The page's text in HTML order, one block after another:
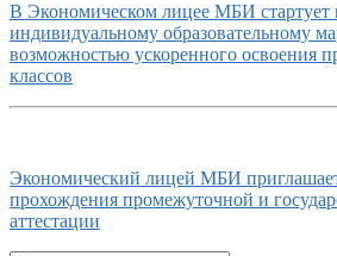
В Экономическом лицее МБИ стартует
индивидуальному образовательному
возможностью ускоренного освоения
классов
Экономический лицей МБИ
прохождения промежуточной и
аттестации